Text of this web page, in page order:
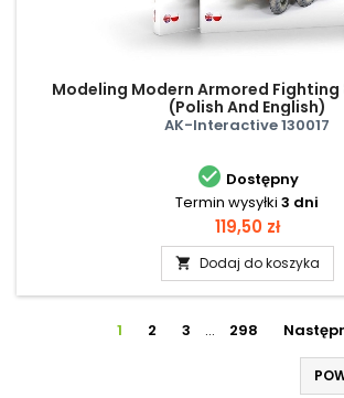
Modeling Modern Armored Fighting
(Polish And English)
AK-Interactive 130017
 Dostępny
Termin wysyłki 3 dni
Cena
119,50 zł
 Dodaj do koszyka
1 2 3 … 298